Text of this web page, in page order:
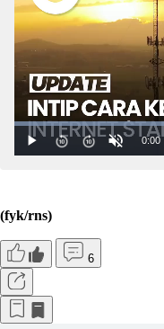
(fyk/rns)
6